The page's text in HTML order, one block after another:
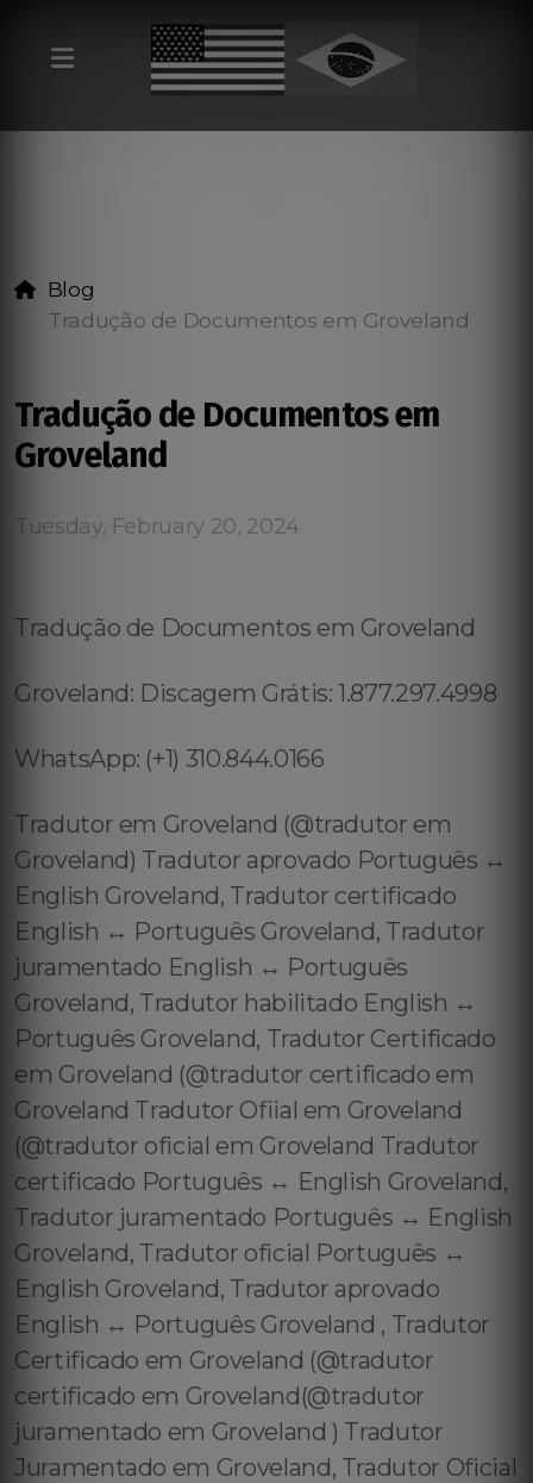
Blog
Tradução de Documentos em Groveland
Tradução de Documentos em
Groveland
Tuesday, February 20, 2024
Tradução de Documentos em Groveland
Groveland: Discagem Grátis: 1.877.297.4998
WhatsApp: (+1) 310.844.0166
Tradutor em Groveland (@tradutor em
Groveland) Tradutor aprovado Português ↔️
English Groveland, Tradutor certificado
English ↔️ Português Groveland, Tradutor
juramentado English ↔️ Português
Groveland, Tradutor habilitado English ↔️
Português Groveland, Tradutor Certificado
em Groveland (@tradutor certificado em
Groveland Tradutor Ofiial em Groveland
(@tradutor oficial em Groveland Tradutor
certificado Português ↔️ English Groveland,
Tradutor juramentado Português ↔️ English
Groveland, Tradutor oficial Português ↔️
English Groveland, Tradutor aprovado
English ↔️ Português Groveland , Tradutor
Certificado em Groveland (@tradutor
certificado em Groveland(@tradutor
juramentado em Groveland ) Tradutor
Juramentado em Groveland, Tradutor Oficial